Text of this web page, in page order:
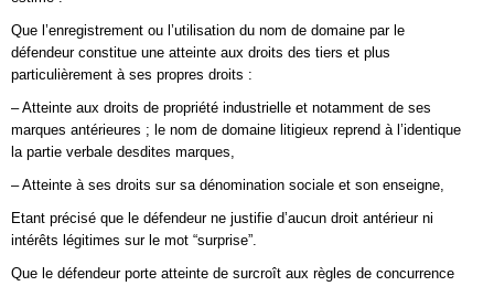
Que l’enregistrement ou l’utilisation du nom de domaine par le
défendeur constitue une atteinte aux droits des tiers et plus
particulièrement à ses propres droits :
– Atteinte aux droits de propriété industrielle et notamment de ses
marques antérieures ; le nom de domaine litigieux reprend à l’identique
la partie verbale desdites marques,
– Atteinte à ses droits sur sa dénomination sociale et son enseigne,
Etant précisé que le défendeur ne justifie d’aucun droit antérieur ni
intérêts légitimes sur le mot “surprise”.
Que le défendeur porte atteinte de surcroît aux règles de concurrence